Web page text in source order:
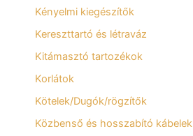
Kényelmi kiegészítők
Kereszttartó és létraváz
Kitámasztó tartozékok
Korlátok
Kötelek/Dugók/rögzítők
Közbenső és hosszabító kábelek